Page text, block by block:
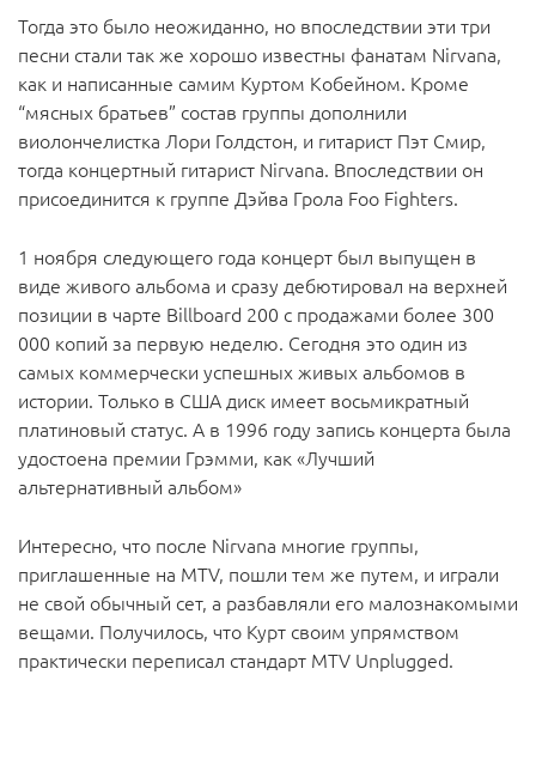
Тогда это было неожиданно, но впоследствии эти три
песни стали так же хорошо известны фанатам Nirvana,
как и написанные самим Куртом Кобейном. Кроме
“мясных братьев” состав группы дополнили
виолончелистка Лори Голдстон, и гитарист Пэт Смир,
тогда концертный гитарист Nirvana. Впоследствии он
присоединится к группе Дэйва Грола Foo Fighters.
1 ноября следующего года концерт был выпущен в
виде живого альбома и сразу дебютировал на верхней
позиции в чарте Billboard 200 с продажами более 300
000 копий за первую неделю. Сегодня это один из
самых коммерчески успешных живых альбомов в
истории. Только в США диск имеет восьмикратный
платиновый статус. А в 1996 году запись концерта была
удостоена премии Грэмми, как «Лучший
альтернативный альбом»
Интересно, что после Nirvana многие группы,
приглашенные на MTV, пошли тем же путем, и играли
не свой обычный сет, а разбавляли его малознакомыми
вещами. Получилось, что Курт своим упрямством
практически переписал стандарт MTV Unplugged.